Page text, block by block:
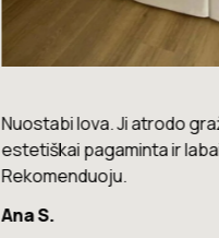
Nuostabi lova. Ji atrodo
estetiškai pagaminta ir
Rekomenduoju.
Ana S.